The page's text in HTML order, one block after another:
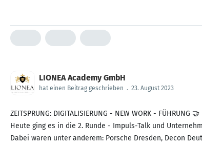
LIONEA Academy GmbH
hat einen Beitrag geschrieben . 23. August 2023
ZEITSPRUNG: DIGITALISIERUNG - NEW WORK - FÜHRUNG 🤝
Heute ging es in die 2. Runde - Impuls-Talk und
Dabei waren unter anderem: Porsche Dresden, Decon